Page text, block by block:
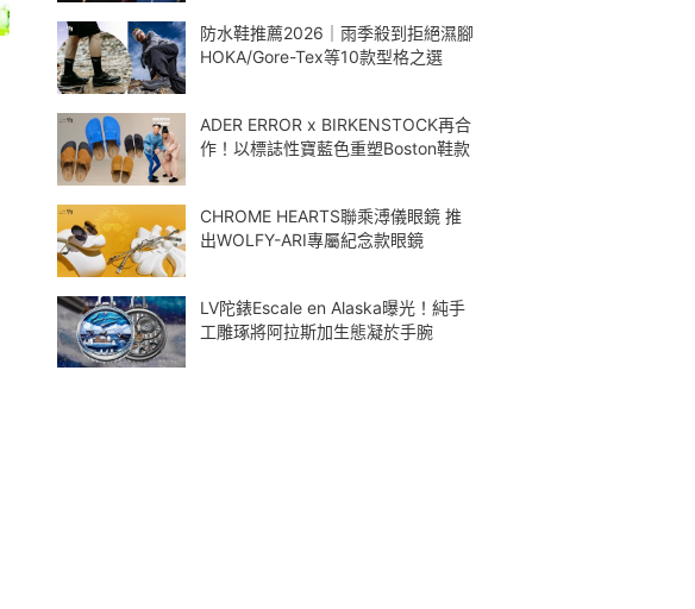
防水鞋推薦2026｜雨季殺到拒絕濕腳
HOKA/Gore-Tex等10款型格之選
ADER ERROR x BIRKENSTOCK再合
作！以標誌性寶藍色重塑Boston鞋款
CHROME HEARTS聯乘溥儀眼鏡 推
出WOLFY-ARI專屬紀念款眼鏡
LV陀錶Escale en Alaska曝光！純手
工雕琢將阿拉斯加生態凝於手腕